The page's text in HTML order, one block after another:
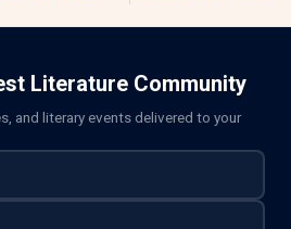
Literature Community
and literary events delivered to your